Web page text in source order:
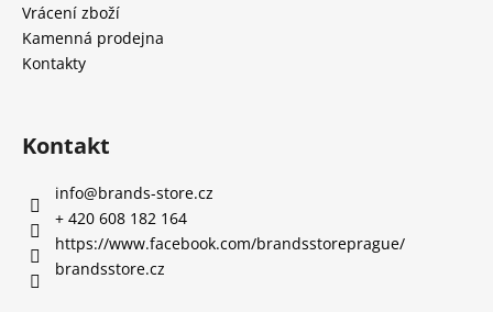
Vrácení zboží
Kamenná prodejna
Kontakty
Kontakt
info@brands-store.cz
+ 420 608 182 164
https://www.facebook.com/brandsstoreprague/
brandsstore.cz